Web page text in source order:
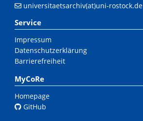
universitaetsarchiv(at)uni-rostock.de
Service
Impressum
Datenschutzerklärung
Barrierefreiheit
MyCoRe
Homepage
GitHub